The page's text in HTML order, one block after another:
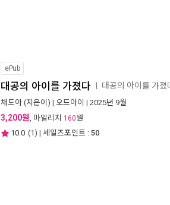
ePub
대공의 아이를 가졌다 대공의 아이를 가졌
채도아 (지은이) | 오드아이 | 2025년 9월
3,200원, 마일리지 160원
10.0 (1) | 세일즈포인트 : 50